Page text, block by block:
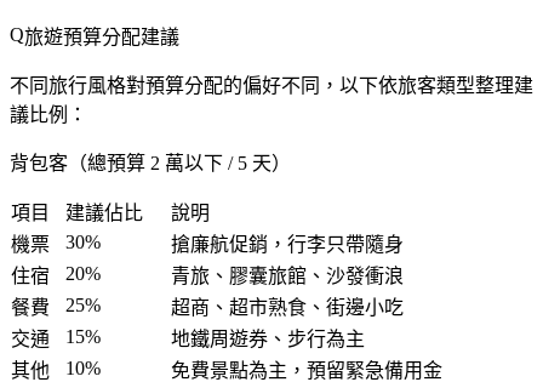
旅遊預算分配建議
不同旅行風格對預算分配的偏好不同，以下依旅客類型整理建
議比例：
背包客（總預算 2 萬以下 / 5 天）
項目 建議佔比
說明
機票
30%
搶廉航促銷，行李只帶隨身
住宿
20%
青旅、膠囊旅館、沙發衝浪
餐費
25%
超商、超市熟食、街邊小吃
交通
15%
地鐵周遊券、步行為主
其他
10% 免費景點為主，預留緊急備用金